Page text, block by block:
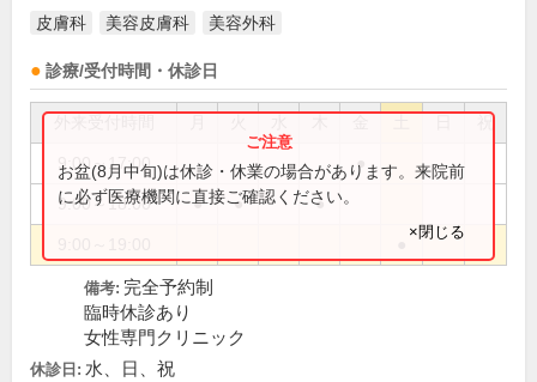
皮膚科 美容皮膚科 美容外科
診療/受付時間・休診日
祝
9:00～17:00 ●
9:00～18:00 ● ● ●
お盆(8月中旬)は休診・休業の場合があります。来院前
に必ず医療機関に直接ご確認ください。
×閉じる
備考: 完全予約制
臨時休診あり
女性専門クリニック
休診日: 水、日、祝